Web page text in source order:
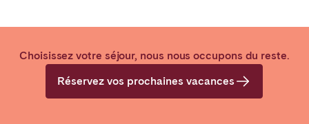
Choisissez votre séjour, nous nous occupons du reste.
Réservez vos prochaines vacances